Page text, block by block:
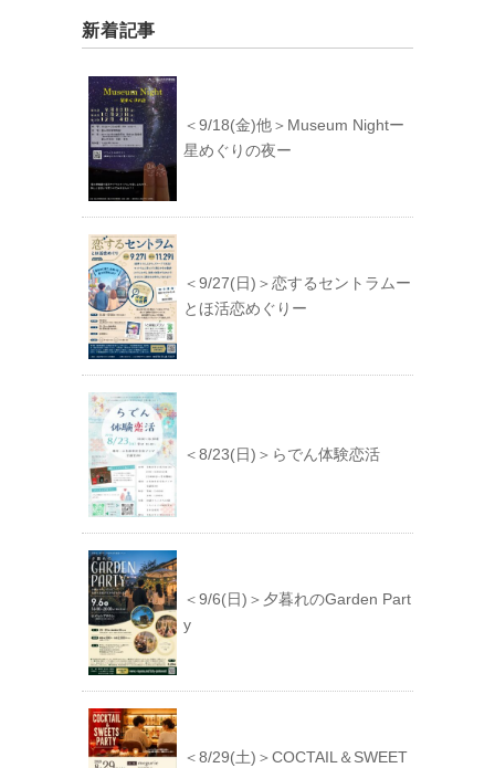
新着記事
＜9/18(金)他＞Museum Nightー
星めぐりの夜ー
＜9/27(日)＞恋するセントラムー
とほ活恋めぐりー
＜8/23(日)＞らでん体験恋活
＜9/6(日)＞夕暮れのGarden Part
y
＜8/29(土)＞COCTAIL＆SWEET